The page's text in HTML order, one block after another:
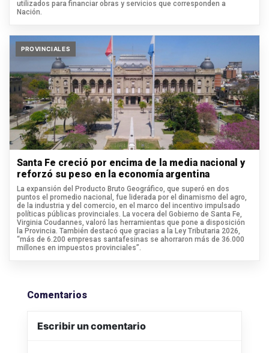
utilizados para financiar obras y servicios que corresponden a
Nación.
PROVINCIALES
Santa Fe creció por encima de la media nacional y
reforzó su peso en la economía argentina
La expansión del Producto Bruto Geográfico, que superó en dos
puntos el promedio nacional, fue liderada por el dinamismo del agro,
de la industria y del comercio, en el marco del incentivo impulsado
políticas públicas provinciales. La vocera del Gobierno de Santa Fe,
Virginia Coudannes, valoró las herramientas que pone a disposición
la Provincia. También destacó que gracias a la Ley Tributaria 2026,
“más de 6.200 empresas santafesinas se ahorraron más de 36.000
millones en impuestos provinciales”.
Comentarios
Escribir un comentario